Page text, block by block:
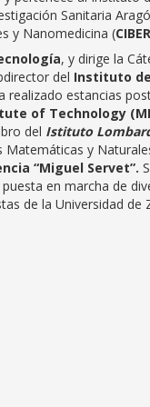
Sanitaria
y Nanomedicina (
, y dirige la
del Instituto
realizado estancias
of Technology
del Istituto
Matemáticas y
“Miguel Servet”.
en marcha de
de la Universidad de